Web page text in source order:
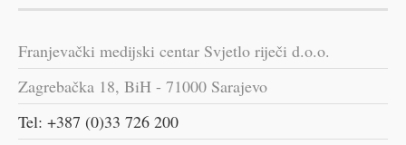
Franjevački medijski centar Svjetlo riječi d.o.o.
Zagrebačka 18, BiH - 71000 Sarajevo
Tel: +387 (0)33 726 200